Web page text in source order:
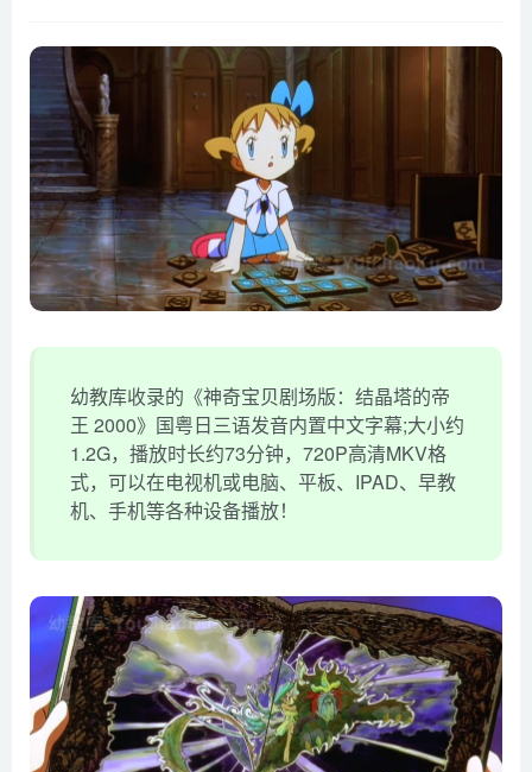
幼教库收录的《神奇宝贝剧场版：结晶塔的帝
王 2000》国粤日三语发音内置中文字幕;大小约
1.2G，播放时长约73分钟，720P高清MKV格
式，可以在电视机或电脑、平板、IPAD、早教
机、手机等各种设备播放！